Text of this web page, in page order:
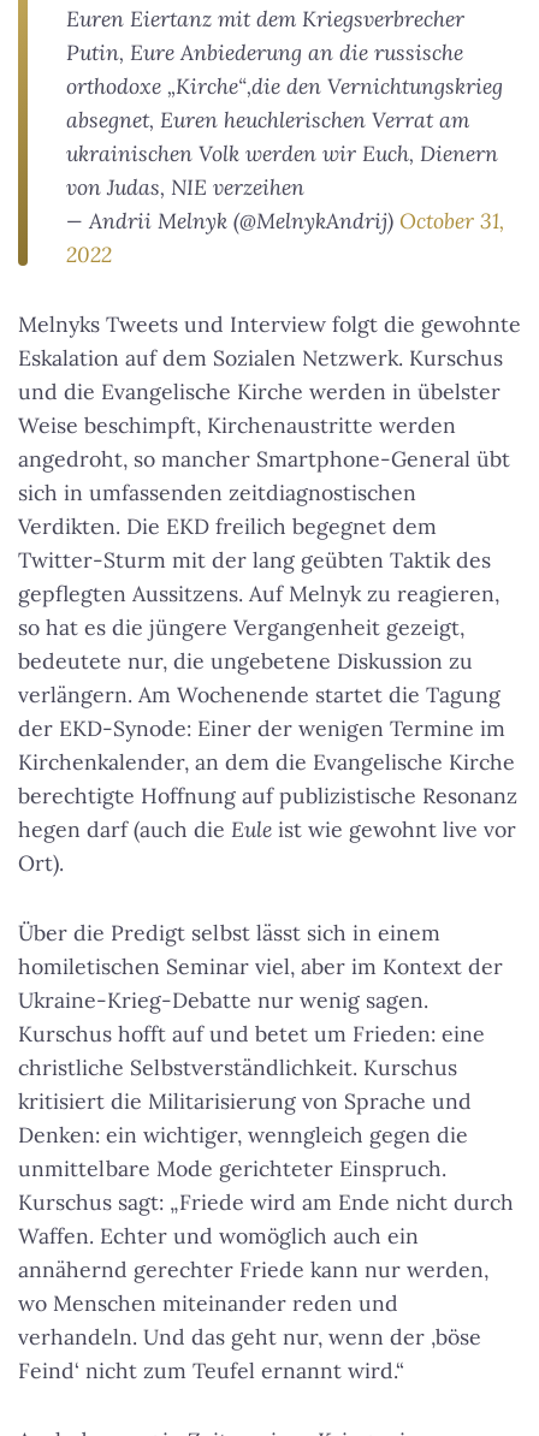
Euren Eiertanz mit dem Kriegsverbrecher
Putin, Eure Anbiederung an die russische
orthodoxe „Kirche“,die den Vernichtungskrieg
absegnet, Euren heuchlerischen Verrat am
ukrainischen Volk werden wir Euch, Dienern
von Judas, NIE verzeihen
— Andrii Melnyk (@MelnykAndrij) October 31,
2022
Melnyks Tweets und Interview folgt die gewohnte
Eskalation auf dem Sozialen Netzwerk. Kurschus
und die Evangelische Kirche werden in übelster
Weise beschimpft, Kirchenaustritte werden
angedroht, so mancher Smartphone-General übt
sich in umfassenden zeitdiagnostischen
Verdikten. Die EKD freilich begegnet dem
Twitter-Sturm mit der lang geübten Taktik des
gepflegten Aussitzens. Auf Melnyk zu reagieren,
so hat es die jüngere Vergangenheit gezeigt,
bedeutete nur, die ungebetene Diskussion zu
verlängern. Am Wochenende startet die Tagung
der EKD-Synode: Einer der wenigen Termine im
Kirchenkalender, an dem die Evangelische Kirche
berechtigte Hoffnung auf publizistische Resonanz
hegen darf (auch die Eule ist wie gewohnt live vor
Ort).
Über die Predigt selbst lässt sich in einem
homiletischen Seminar viel, aber im Kontext der
Ukraine-Krieg-Debatte nur wenig sagen.
Kurschus hofft auf und betet um Frieden: eine
christliche Selbstverständlichkeit. Kurschus
kritisiert die Militarisierung von Sprache und
Denken: ein wichtiger, wenngleich gegen die
unmittelbare Mode gerichteter Einspruch.
Kurschus sagt: „Friede wird am Ende nicht durch
Waffen. Echter und womöglich auch ein
annähernd gerechter Friede kann nur werden,
wo Menschen miteinander reden und
verhandeln. Und das geht nur, wenn der ‚böse
Feind‘ nicht zum Teufel ernannt wird.“